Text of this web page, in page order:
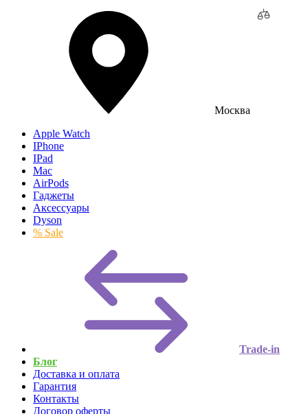
Москва
Apple Watch
IPhone
IPad
Mac
AirPods
Гаджеты
Аксессуары
Dyson
% Sale
Trade-in
Блог
Доставка и оплата
Гарантия
Контакты
Договор оферты